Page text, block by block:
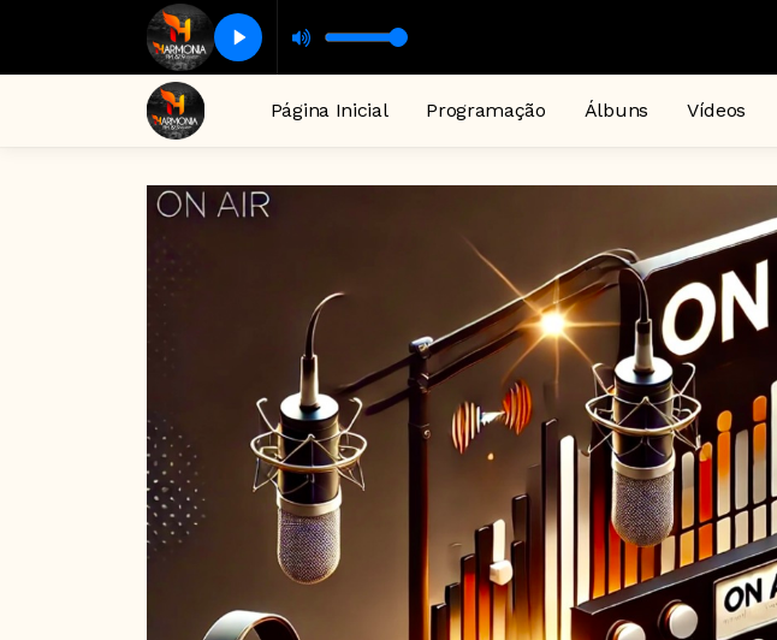
Página Inicial Programação Álbuns Vídeos